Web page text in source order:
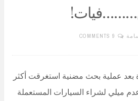
9 COMMENTS
بعد عملية بحث مضنية استغرقت أكثر
ميلي لشراء السيارات المستعملة